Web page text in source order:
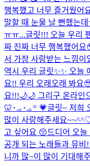
행복했고 너무 즐거웠어
말할 때 눈물 날 뻔했는
ㅠㅠ...글릿!!! 오늘 우리
짜 진짜 너무 행복했어요
서 가장 사랑받는 느낌
역시 우리 글릿✨✨ 오늘
요!! 우리 오래오래 봐요
요!!!🌙🌙 그리구 온라인
🦷･.｡･.｡꙳ 💗글릿~ 저희
많이 사랑해주세요
고 싶어요 😚드디어 오
공개 되는 노래들과 뮤비
니까 많~이 많이 기대해